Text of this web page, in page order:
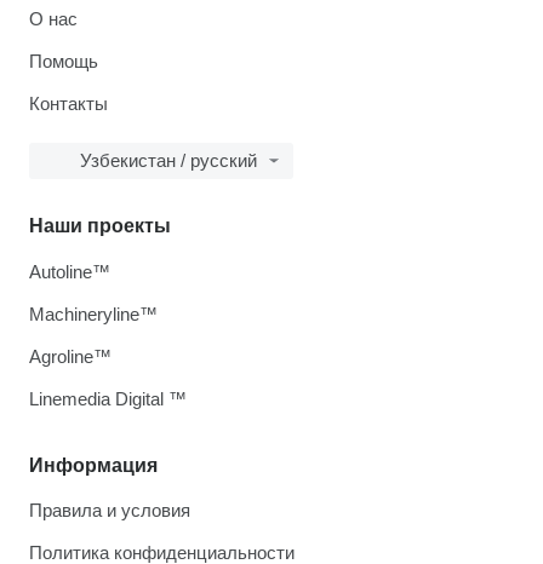
О нас
Помощь
Контакты
Узбекистан / русский
Информация
Правила и условия
Политика конфиденциальности
Наши проекты
Autoline™
Machineryline™
Agroline™
Linemedia Digital ™